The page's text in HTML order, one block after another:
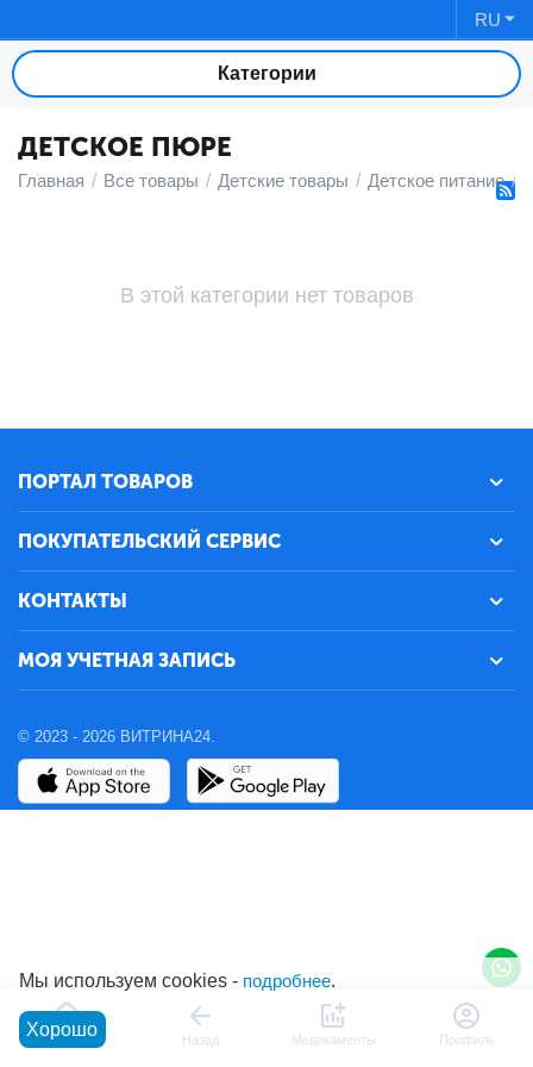
RU
Категории
ДЕТСКОЕ ПЮРЕ
Главная / Все товары / Детские товары / Детское питание /
В этой категории нет товаров
ПОРТАЛ ТОВАРОВ
ПОКУПАТЕЛЬСКИЙ СЕРВИС
КОНТАКТЫ
МОЯ УЧЕТНАЯ ЗАПИСЬ
© 2023 - 2026 ВИТРИНА24.
Главная Назад Медикаменты Профиль
Мы используем cookies - подробнее.
Хорошо